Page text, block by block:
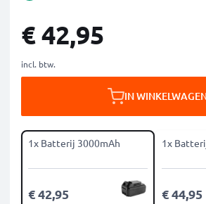
€ 42,95
incl. btw.
IN
1x Batterij 3000mAh
€ 42,95
1x
€ 44,95